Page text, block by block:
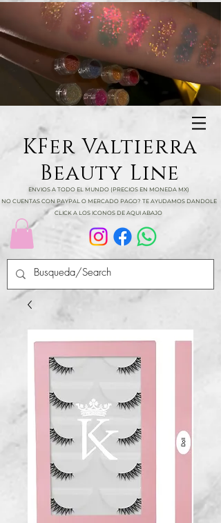
KFer Valtierra
Beauty Line
ENVIOS A TODO EL MUNDO (PRECIOS EN MONEDA MX)
NO CUENTAS CON PAYPAL O MERCADO PAGO? TE AYUDAMOS DANDOLE
CLICK A LOS ICONOS DE AQUI ABAJO